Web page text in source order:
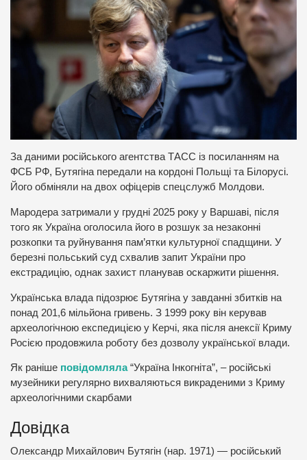
За даними російського агентства ТАСС із посиланням на
ФСБ РФ, Бутягіна передали на кордоні Польщі та Білорусі.
Його обміняли на двох офіцерів спецслужб Молдови.
Мародера затримали у грудні 2025 року у Варшаві, після
того як Україна оголосила його в розшук за незаконні
розкопки та руйнування пам’ятки культурної спадщини. У
березні польський суд схвалив запит України про
екстрадицію, однак захист планував оскаржити рішення.
Українська влада підозрює Бутягіна у завданні збитків на
понад 201,6 мільйона гривень. З 1999 року він керував
археологічною експедицією у Керчі, яка після анексії Криму
Росією продовжила роботу без дозволу української влади.
Як раніше повідомляла“Україна Інкогніта”, – російські
музейники регулярно вихваляються викраденими з Криму
археологічними скарбами
Довідка
Олександр Михайлович Бутягін (нар. 1971) — російський